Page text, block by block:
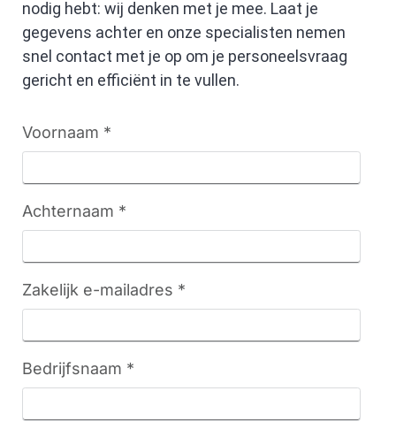
nodig hebt: wij denken met je mee. Laat je
gegevens achter en onze specialisten nemen
snel contact met je op om je personeelsvraag
gericht en efficiënt in te vullen.